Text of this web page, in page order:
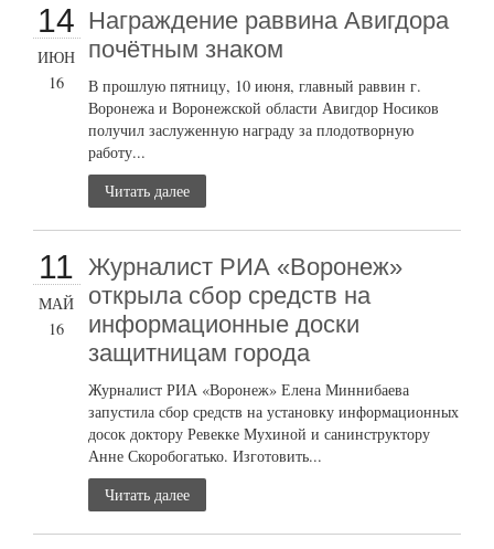
14
ИЮН
16
Награждение раввина Авигдора
почётным знаком
В прошлую пятницу, 10 июня, главный раввин г.
Воронежа и Воронежской области Авигдор Носиков
получил заслуженную награду за плодотворную
работу...
Читать далее
11
МАЙ
16
Журналист РИА «Воронеж»
открыла сбор средств на
информационные доски
защитницам города
Журналист РИА «Воронеж» Елена Миннибаева
запустила сбор средств на установку информационных
досок доктору Ревекке Мухиной и санинструктору
Анне Скоробогатько. Изготовить...
Читать далее